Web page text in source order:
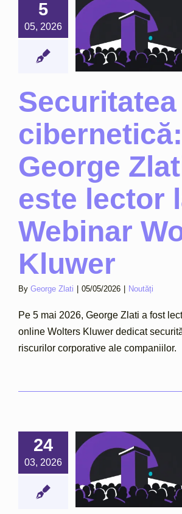
5
05, 2026
Zlati
lector la
NoutățiSecuritatea
cibernetică:
George
este lector
Webinar
Kluwer
By George Zlati 05/05/2026 Noutăți
Pe 5 mai 2026, George Zlati a fost
online Wolters Kluwer dedicat
riscurilor corporative ale companiilor.
24
03, 2026
Zlati,
la
ERA
in